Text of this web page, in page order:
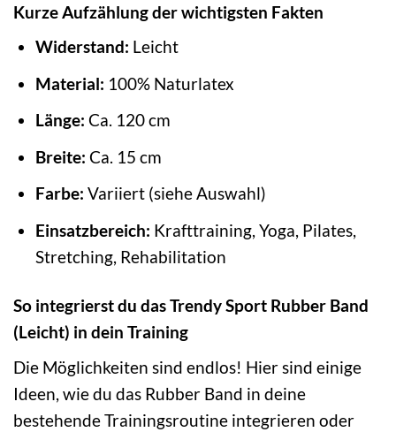
Kurze Aufzählung der wichtigsten Fakten
Widerstand: Leicht
Material: 100% Naturlatex
Länge: Ca. 120 cm
Breite: Ca. 15 cm
Farbe: Variiert (siehe Auswahl)
Einsatzbereich: Krafttraining, Yoga, Pilates,
Stretching, Rehabilitation
So integrierst du das Trendy Sport Rubber Band
(Leicht) in dein Training
Die Möglichkeiten sind endlos! Hier sind einige
Ideen, wie du das Rubber Band in deine
bestehende Trainingsroutine integrieren oder